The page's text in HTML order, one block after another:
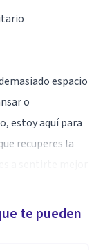
espacio
o
estoy aquí para
recuperes la
tener que
te pueden